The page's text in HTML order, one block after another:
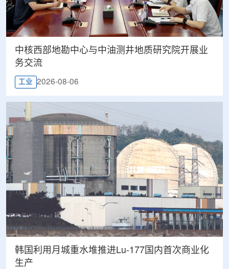
中核西部地勘中心与中油测井地质研究院开展业
务交流
工业 2026-08-06
韩国利用月城重水堆推进Lu-177国内首次商业化
生产